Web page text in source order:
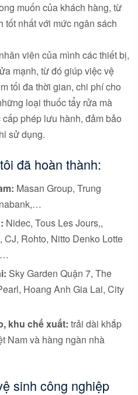
muốn của khách hàng, từ
tốt nhất với mức ngân sách
viên của mình các thiết bị,
mạnh, từ đó giúp việc vệ
tối đa thời gian, chi phí cho
loại thuốc tẩy rửa mà
phép lưu hành, đảm bảo
sử dụng.
đã hoàn thành:
Masan Group, Trung
Nidec, Tous Les Jours,,
Rohto, Nitto Denko Lotte
Sky Garden Quận 7, The
Hoang Anh Gia Lai, City
khu chế xuất: trải dài khắp
Nam và hàng ngàn nhà
sinh công nghiệp